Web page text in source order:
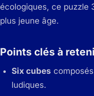
écologiques, ce puzzle
plus jeune âge.
Points clés à
Six cubes
ludiques.